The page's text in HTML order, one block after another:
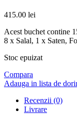
415.00 lei
Acest buchet contine
8 x Salal, 1 x Saten,
Stoc epuizat
Compara
Adauga in lista de
Recenzii (0)
Livrare